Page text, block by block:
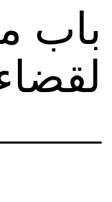
باب